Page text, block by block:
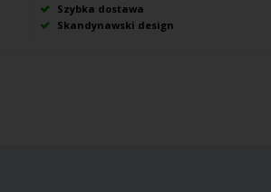
Szybka dostawa
Skandynawski design